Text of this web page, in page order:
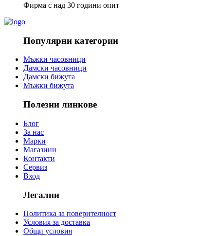
Фирма с над 30 години опит
Популярни категории
Мъжки часовници
Дамски часовници
Дамски бижута
Мъжки бижута
Полезни линкове
Блог
За нас
Марки
Магазини
Контакти
Сервиз
Вход
Легални
Политика за поверителност
Условия за доставка
Общи условия